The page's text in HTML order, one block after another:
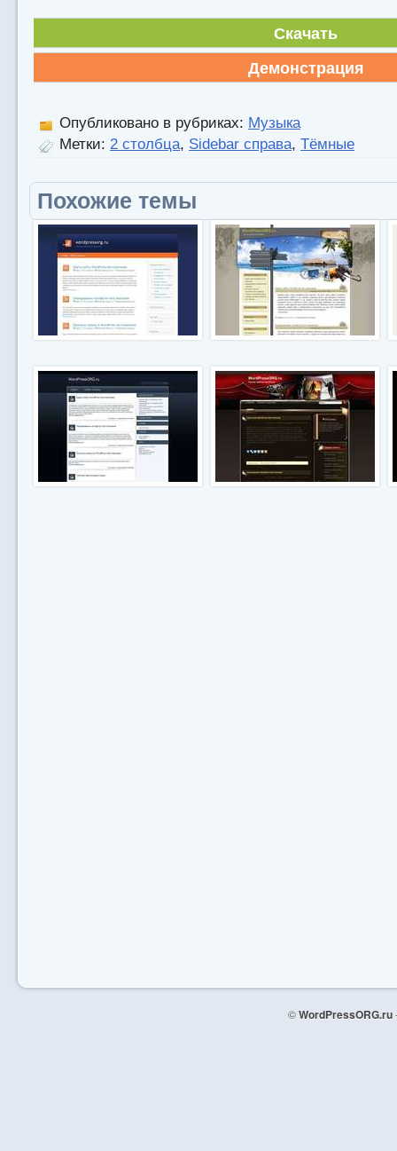
Скачать
Демонстрация
Опубликовано в рубриках: Музыка
Метки: 2 столбца, Sidebar справа, Тёмные
Похожие темы
©WordPressORG.ru